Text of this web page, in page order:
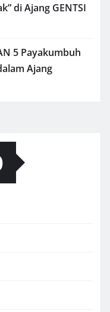
di Ajang GENTSI
5 Payakumbuh
Ajang